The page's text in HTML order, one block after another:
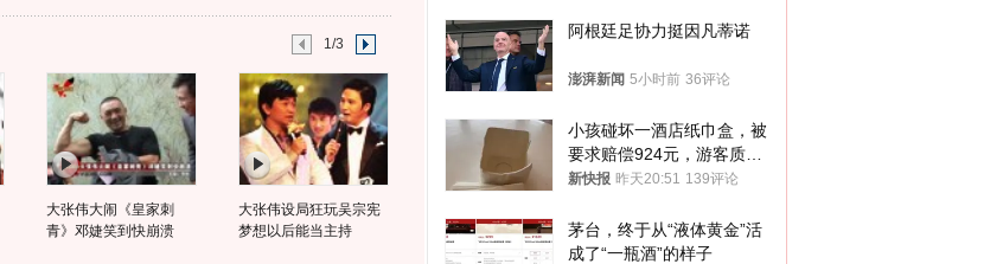
1/3
大张伟大闹《皇家刺
青》邓婕笑到快崩溃
大张伟设局狂玩吴宗宪
梦想以后能当主持
阿根廷足协力挺因凡蒂诺
澎湃新闻 5小时前 36评论
小孩碰坏一酒店纸巾盒，被
要求赔偿924元，游客质疑
酒店房客物品超高标价，市
新快报 昨天20:51 139评论
茅台，终于从“液体黄金”活
成了“一瓶酒”的样子